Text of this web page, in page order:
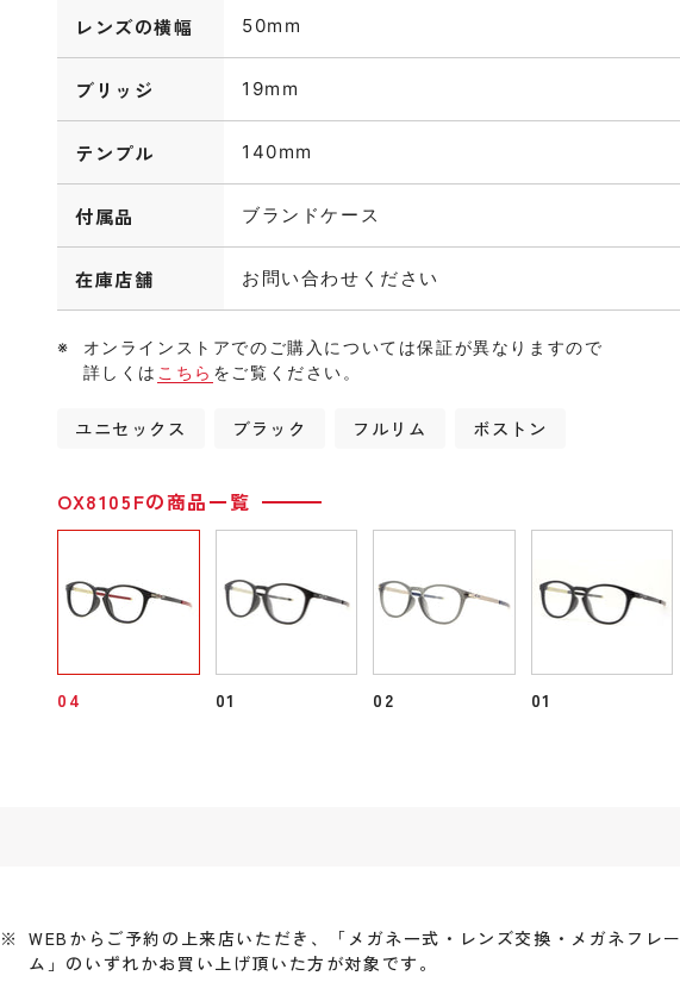
レンズの横幅 50mm
ブリッジ 19mm
テンプル 140mm
付属品 ブランドケース
在庫店舗 お問い合わせください
オンラインストアでのご購入については保証が異なりますので
詳しくは こちら をご覧ください。
ユニセックス ブラック フルリム ボストン
OX8105Fの商品一覧
04 01 02 01
WEBからご予約の上来店いただき、「メガネ一式・レンズ交換・メガネフレー
ム」のいずれかお買い上げ頂いた方が対象です。